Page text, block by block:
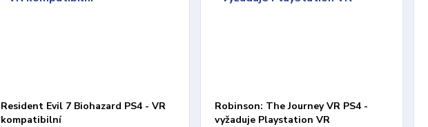
Resident Evil 7 Biohazard PS4 - VR
kompatibilní
Robinson: The Journey VR PS4 -
vyžaduje Playstation VR